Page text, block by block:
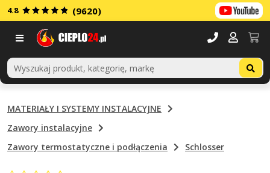
4.8 (9620)
MATERIAŁY I SYSTEMY INSTALACYJNE
Zawory instalacyjne
Zawory termostatyczne i podłączenia
Schlosser